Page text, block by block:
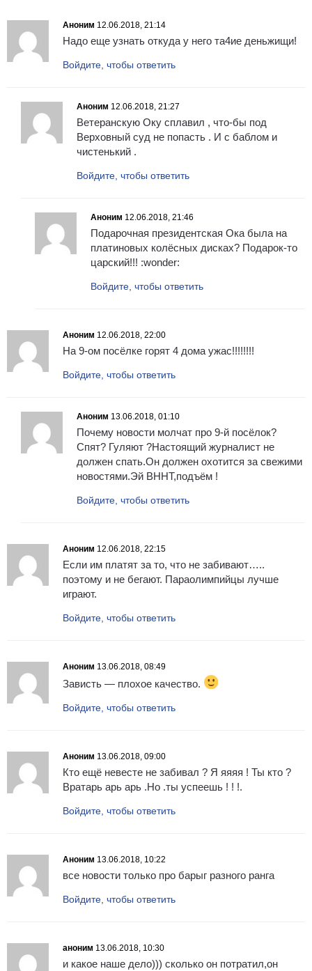
Аноним 12.06.2018, 21:14
Надо еще узнать откуда у него та4ие деньжищи!
Войдите, чтобы ответить
Аноним 12.06.2018, 21:27
Ветеранскую Оку сплавил , что-бы под
Верховный суд не попасть . И с баблом и
чистенький .
Войдите, чтобы ответить
Аноним 12.06.2018, 21:46
Подарочная президентская Ока была на
платиновых колёсных дисках? Подарок-то
царский!!! :wonder:
Войдите, чтобы ответить
Аноним 12.06.2018, 22:00
На 9-ом посёлке горят 4 дома ужас!!!!!!!!
Войдите, чтобы ответить
Аноним 13.06.2018, 01:10
Почему новости молчат про 9-й посёлок?
Спят? Гуляют ?Настоящий журналист не
должен спать.Он должен охотится за свежими
новостями.Эй ВННТ,подъём !
Войдите, чтобы ответить
Аноним 12.06.2018, 22:15
Если им платят за то, что не забивают…..
поэтому и не бегают. Параолимпийцы лучше
играют.
Войдите, чтобы ответить
Аноним 13.06.2018, 08:49
Зависть — плохое качество.
Войдите, чтобы ответить
Аноним 13.06.2018, 09:00
Кто ещё невесте не забивал ? Я яяяя ! Ты кто ?
Вратарь арь арь .Но .ты успеешь ! ! !.
Войдите, чтобы ответить
Аноним 13.06.2018, 10:22
все новости только про барыг разного ранга
Войдите, чтобы ответить
аноним 13.06.2018, 10:30
и какое наше дело))) сколько он потратил,он